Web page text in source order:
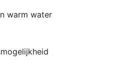
warm water